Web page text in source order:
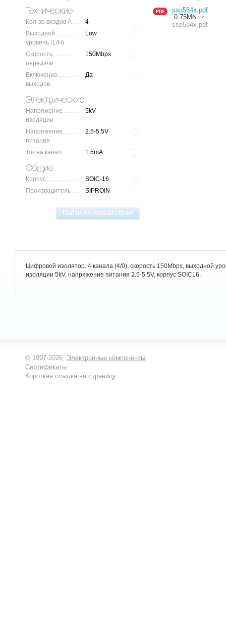
Технические
Кол-во входов A
4
Выходной
уровень (L/H)
Low
Скорость
передачи
150Mbps
Включение
выходов
Да
Электрические
Напряжение
изоляции
5kV
Напряжение
питания
2.5-5.5V
Ток на канал 1.5mA
Общие
Корпус
SOIC-16
Производитель
SIPROIN
ssp584x.pdf
0.75Мб
ssp584x.pdf
Цифровой изолятор. 4 канала (4/0), скорость 150Mbps, выходной
изоляции 5kV, напряжение питания 2.5-5.5V, корпус SOIC16.
© 1997-2026, Электронные компоненты
Сертификаты
Короткая ссылка на страницу